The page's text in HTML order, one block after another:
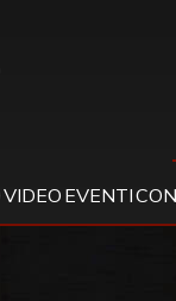
VIDEO EVENTI